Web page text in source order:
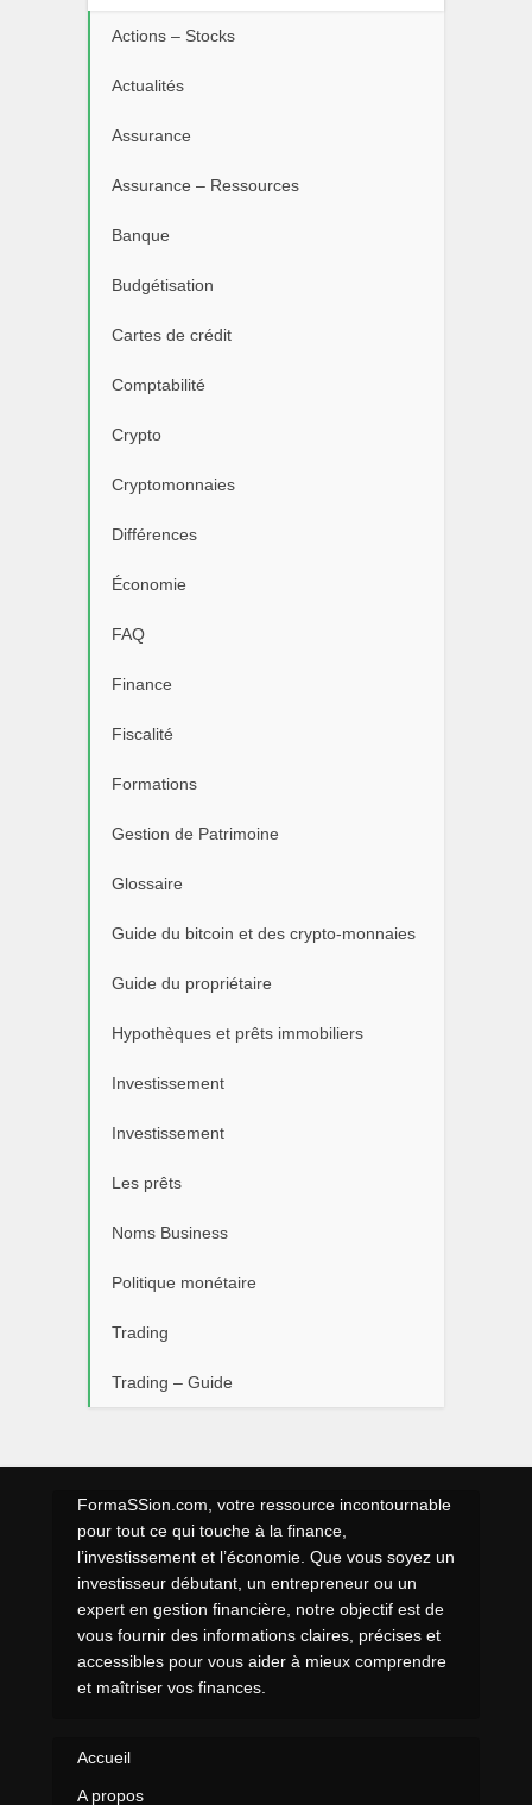
Actions – Stocks
Actualités
Assurance
Assurance – Ressources
Banque
Budgétisation
Cartes de crédit
Comptabilité
Crypto
Cryptomonnaies
Différences
Économie
FAQ
Finance
Fiscalité
Formations
Gestion de Patrimoine
Glossaire
Guide du bitcoin et des crypto-monnaies
Guide du propriétaire
Hypothèques et prêts immobiliers
Investissement
Investissement
Les prêts
Noms Business
Politique monétaire
Trading
Trading – Guide
FormaSSion.com, votre ressource incontournable
pour tout ce qui touche à la finance,
l’investissement et l’économie. Que vous soyez un
investisseur débutant, un entrepreneur ou un
expert en gestion financière, notre objectif est de
vous fournir des informations claires, précises et
accessibles pour vous aider à mieux comprendre
et maîtriser vos finances.
Accueil
A propos